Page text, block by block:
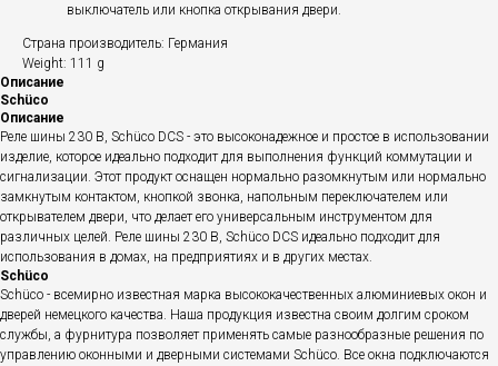
выключатель или кнопка открывания двери.
Страна производитель: Германия
Weight: 111 g
Описание
Schüco
Описание
Реле шины 230 В, Schüco DCS - это высоконадежное и простое в использовании
изделие, которое идеально подходит для выполнения функций коммутации и
сигнализации. Этот продукт оснащен нормально разомкнутым или нормально
замкнутым контактом, кнопкой звонка, напольным переключателем или
открывателем двери, что делает его универсальным инструментом для
различных целей. Реле шины 230 В, Schüco DCS идеально подходит для
использования в домах, на предприятиях и в других местах.
Schüco
Schüco - всемирно известная марка высококачественных алюминиевых окон и
дверей немецкого качества. Наша продукция известна своим долгим сроком
службы, а фурнитура позволяет применять самые разнообразные решения по
управлению оконными и дверными системами Schüco. Все окна подключаются